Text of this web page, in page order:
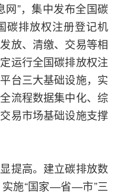
网”，集中发布全国碳
碳排放权注册登记机
放、清缴、交易等相
运行全国碳排放权注
台三大基础设施，实
流程数据集中化、综
易市场基础设施支撑
提高。建立碳排放数
施“国家—省—市”三